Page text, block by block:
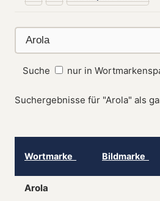
Suche nur in
Suchergebnisse für "Arola" als
Wortmarke Bildmarke
Arola